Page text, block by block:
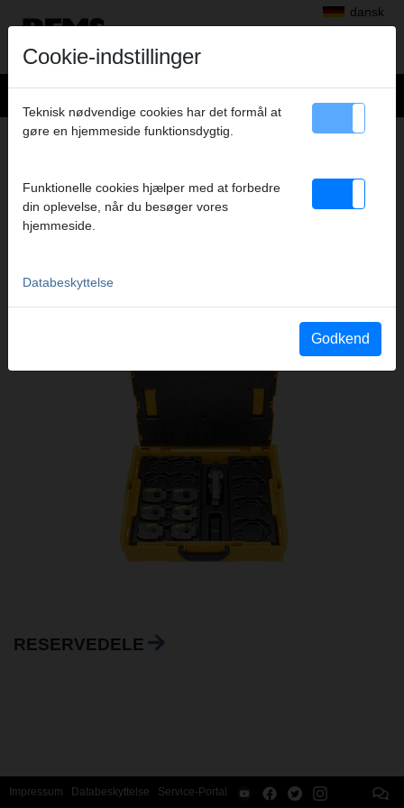
dansk
Produkter>Radialpress>REMS Presstænger i sæt
REMSPRESSRINGE "S" SÆT BMP
1/4-7/8" +Z8 A1-32KN L-BOXX
Katalogauszüge
RESERVEDELE
Impressum Databeskyttelse Service-Portal
Cookie-indstillinger
Teknisk nødvendige cookies har det formål at
gøre en hjemmeside funktionsdygtig.
Funktionelle cookies hjælper med at forbedre
din oplevelse, når du besøger vores
hjemmeside.
Databeskyttelse
Godkend